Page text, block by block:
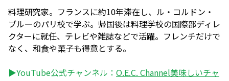
料理研究家。フランスに約10年滞在し、ル・コルドン・
ブルーのパリ校で学ぶ。帰国後は料理学校の国際部ディレ
クターに就任、テレビや雑誌などで活躍。フレンチだけで
なく、和食や菓子も得意とする。
▶YouTube公式チャンネル： O.E.C. Channel美味しいチャ